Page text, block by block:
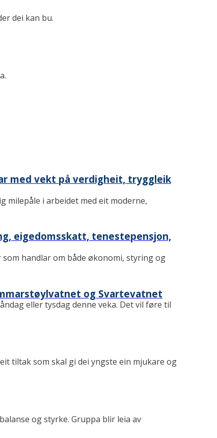
dei kan bu.
med vekt på verdigheit, tryggleik
milepåle i arbeidet med eit moderne,
eigedomsskatt, tenestepensjon,
handlar om både økonomi, styring og
og Svartevatnet
eller tysdag denne veka. Det vil føre til
tiltak som skal gi dei yngste ein mjukare og
og styrke. Gruppa blir leia av